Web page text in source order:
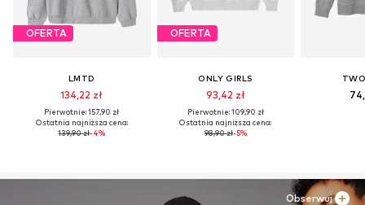
OFERTA
LMTD
134,22 zł
Pierwotnie: 157,90 zł
Ostatnia najniższa cena:
139,90 zł-4%
OFERTA
ONLY GIRLS
93,42 zł
Pierwotnie: 109,90 zł
Ostatnia najniższa cena:
98,90 zł-5%
Obserwuj